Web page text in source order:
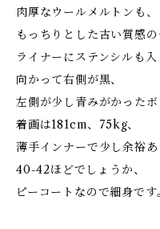
肉厚なウールメルトンも、
もっちりとした古い質感の
ライナーにステンシルも入
向かって右側が黒、
左側が少し青みがかったボ
着画は181cm、75kg、
薄手インナーで少し余裕あ
40-42ほどでしょうか、
ピーコートなので細身です